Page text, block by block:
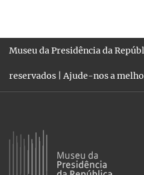
Museu da Presidência da
reservados |Ajude-nos a